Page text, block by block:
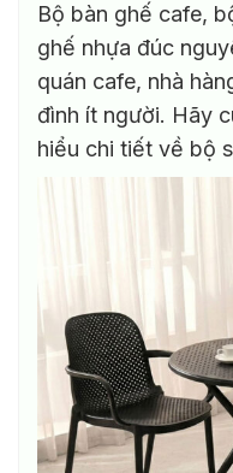
Bộ bàn ghế cafe,
ghế nhựa đúc
quán cafe, nhà
đình ít người. Hãy
hiểu chi tiết về bộ